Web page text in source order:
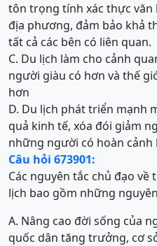
tôn trọng tính xác thực văn
địa phương, đảm bảo khả
tất cả các bên có liên quan.
C. Du lịch làm cho cảnh
người giàu có hơn và thế
hơn
D. Du lịch phát triển mạnh
quả kinh tế, xóa đói giảm
những người có hoàn cảnh
Câu hỏi 673901:
Các nguyên tắc chủ đạo
lịch bao gồm những
A. Nâng cao đời sống của
quốc dân tăng trưởng, cơ